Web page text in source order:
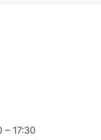
– 17:30